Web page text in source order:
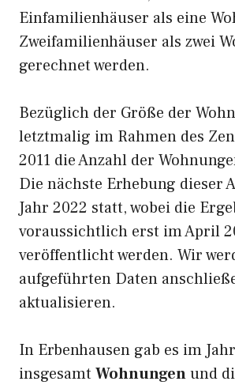
Einfamilienhäuser als eine
Zweifamilienhäuser als zwei
gerechnet werden.
Bezüglich der Größe der
letztmalig im Rahmen des
2011 die Anzahl der
Die nächste Erhebung dieser
Jahr 2022 statt, wobei die
voraussichtlich erst im April
veröffentlicht werden. Wir
aufgeführten Daten
aktualisieren.
In Erbenhausen gab es im
insgesamt Wohnungenund